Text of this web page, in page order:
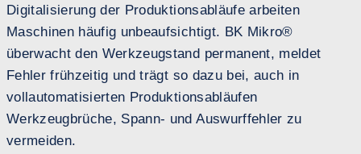
Digitalisierung der Produktionsabläufe arbeiten
Maschinen häufig unbeaufsichtigt. BK Mikro®
überwacht den Werkzeugstand permanent, meldet
Fehler frühzeitig und trägt so dazu bei, auch in
vollautomatisierten Produktionsabläufen
Werkzeugbrüche, Spann- und Auswurffehler zu
vermeiden.